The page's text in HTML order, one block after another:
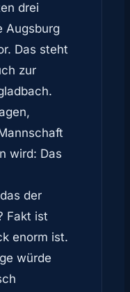
drei
Augsburg
Das steht
zur
wird: Das
der
Fakt ist
enorm ist.
würde